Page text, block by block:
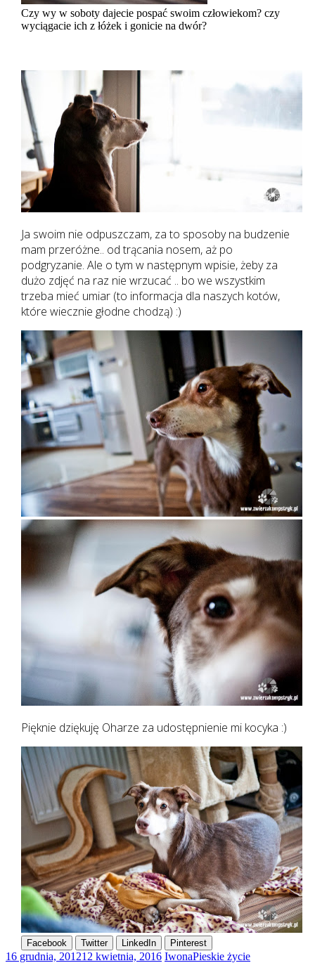
Czy wy w soboty dajecie pospać swoim człowiekom? czy
wyciągacie ich z łóżek i gonicie na dwór?
Ja swoim nie odpuszczam, za to sposoby na budzenie
mam przeróżne.. od trącania nosem, aż po
podgryzanie. Ale o tym w następnym wpisie, żeby za
dużo zdjęć na raz nie wrzucać .. bo we wszystkim
trzeba mieć umiar (to informacja dla naszych kotów,
które wiecznie głodne chodzą) :)
Pięknie dziękuję Oharze za udostępnienie mi kocyka :)
Facebook Twitter LinkedIn Pinterest
16 grudnia, 201212 kwietnia, 2016 IwonaPieskie życie